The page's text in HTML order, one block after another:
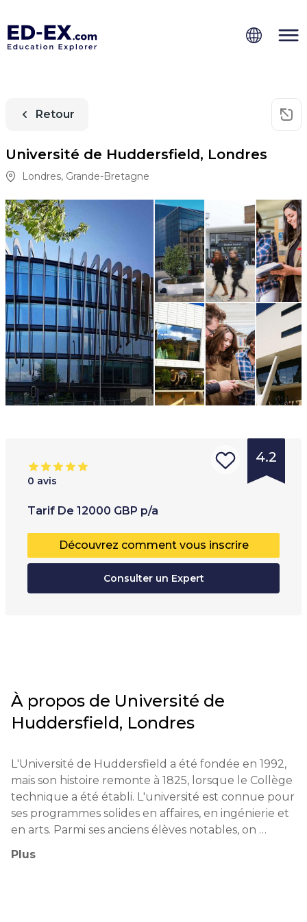
Retour
Université de Huddersfield, Londres
Londres, Grande-Bretagne
4.2
0 avis
Tarif De 12000 GBP p/a
Découvrez comment vous inscrire
Consulter un Expert
Type
Université
Tranche d'âge
18+
À propos de Université de
Huddersfield, Londres
L'Université de Huddersfield a été fondée en 1992,
mais son histoire remonte à 1825, lorsque le Collège
technique a été établi. L'université est connue pour
ses programmes solides en affaires, en ingénierie et
en arts. Parmi ses anciens élèves notables, on
entrepreneurs à succès. L'université collabore
Plus